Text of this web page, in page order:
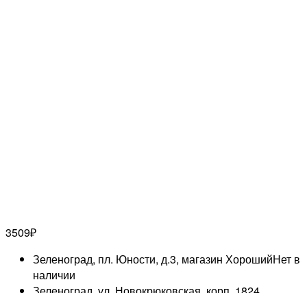
3509₽
Зеленоград, пл. Юности, д.3, магазин ХорошийНет в
наличии